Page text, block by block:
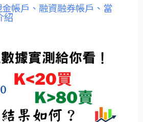
帳戶、融資融券帳戶、當
紹